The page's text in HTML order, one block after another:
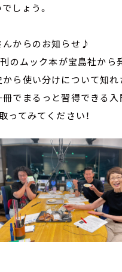
しょう。
からのお知らせ♪
のムック本が宝島社から
ら使い分けについて知れ
でまるっと習得できる入
ってみてください！